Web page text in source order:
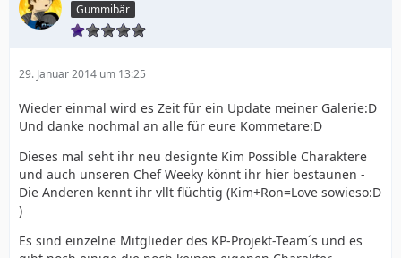
Gummibär
29. Januar 2014 um 13:25
Wieder einmal wird es Zeit für ein Update meiner Galerie:D
Und danke nochmal an alle für eure Kommetare:D
Dieses mal seht ihr neu designte Kim Possible Charaktere
und auch unseren Chef Weeky könnt ihr hier bestaunen -
Die Anderen kennt ihr vllt flüchtig (Kim+Ron=Love sowieso:D
)
Es sind einzelne Mitglieder des KP-Projekt-Team´s und es